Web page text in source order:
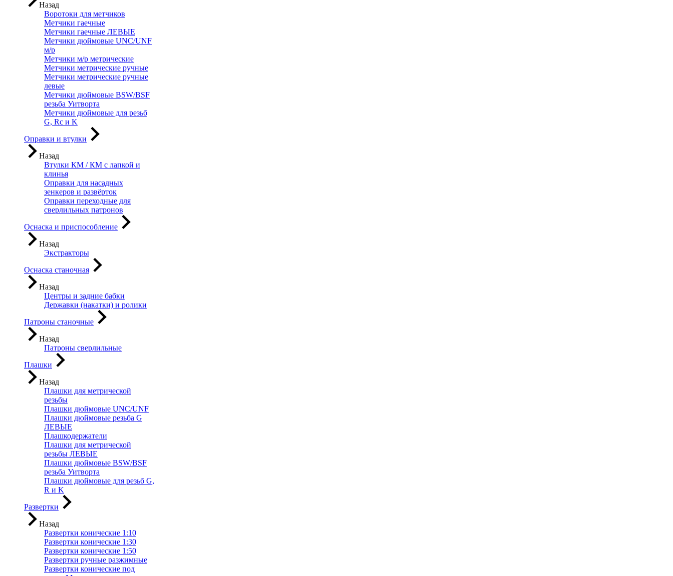
Назад
Воротоки для метчиков
Метчики гаечные
Метчики гаечные ЛЕВЫЕ
Метчики дюймовые UNC/UNF
м/р
Метчики м/р метрические
Метчики метрические ручные
Метчики метрические ручные
левые
Метчики дюймовые BSW/BSF
резьба Уитворта
Метчики дюймовые для резьб
G, Rc и K
Оправки и втулки
Назад
Втулки КМ / КМ с лапкой и
клинья
Оправки для насадных
зенкеров и развёрток
Оправки переходные для
сверлильных патронов
Оснаска и приспособление
Назад
Экстракторы
Оснаска станочная
Назад
Центры и задние бабки
Державки (накатки) и ролики
Патроны станочные
Назад
Патроны сверлильные
Плашки
Назад
Плашки для метрической
резьбы
Плашки дюймовые UNC/UNF
Плашки дюймовые резьба G
ЛЕВЫЕ
Плашкодержатели
Плашки для метрической
резьбы ЛЕВЫЕ
Плашки дюймовые BSW/BSF
резьба Уитворта
Плашки дюймовые для резьб G,
R и K
Развертки
Назад
Развертки конические 1:10
Развертки конические 1:30
Развертки конические 1:50
Развертки ручные разжимные
Развертки конические под